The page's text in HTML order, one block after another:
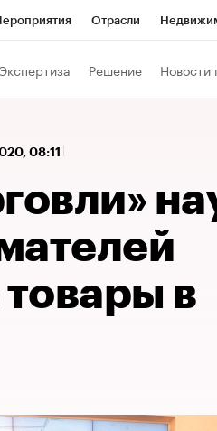
Отрасли
Решение Новости
08:11
в